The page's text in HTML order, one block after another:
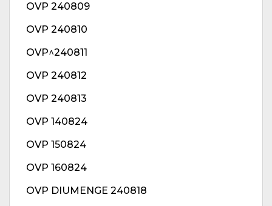
OVP 240809
OVP 240810
OVP^240811
OVP 240812
OVP 240813
OVP 140824
OVP 150824
OVP 160824
OVP DIUMENGE 240818